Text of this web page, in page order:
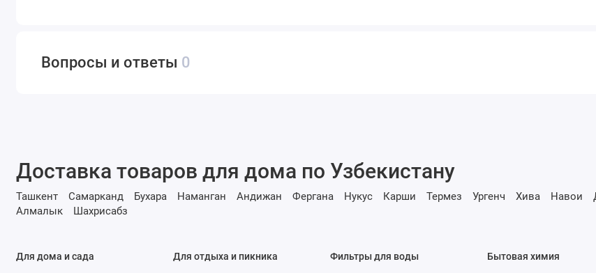
Вопросы и ответы 0
Доставка товаров для дома по Узбекистану
Ташкент Самарканд Бухара Наманган Андижан Фергана Нукус Карши Термез Ургенч Хива Навои
Алмалык
Шахрисабз
Для дома и сада Для отдыха и пикника Фильтры для воды Бытовая химия